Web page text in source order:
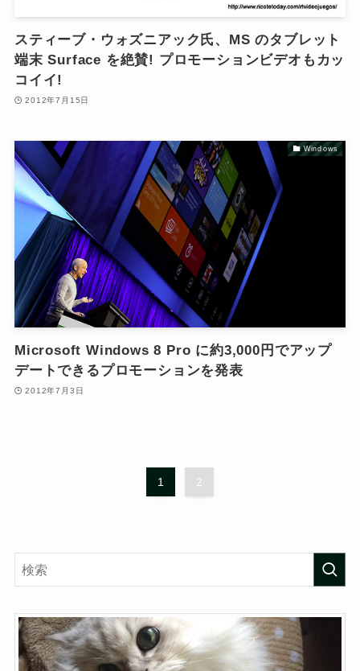
スティーブ・ウォズニアック氏、MS のタブレット
端末 Surface を絶賛! プロモーションビデオもカッ
コイイ!
2012年7月15日
Windows
Microsoft Windows 8 Pro に約3,000円でアップ
デートできるプロモーションを発表
2012年7月3日
1 2